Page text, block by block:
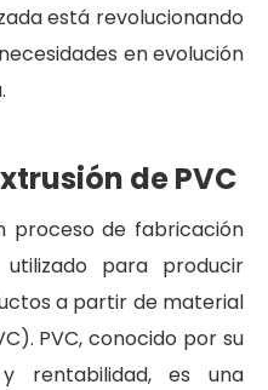
está revolucionando
en evolución
de PVC
proceso de fabricación
utilizado para producir
a partir de material
PVC, conocido por su
y rentabilidad, es una